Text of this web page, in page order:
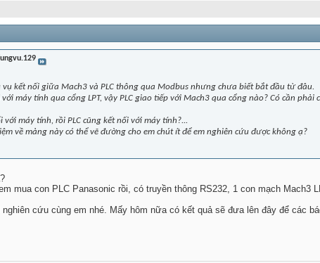
vụ kết nối giữa Mach3 và PLC thông qua Modbus nhưng chưa biết bắt đầu từ đâu.
máy tính qua cổng LPT, vậy PLC giao tiếp với Mach3 qua cổng nào? Có cần
với máy tính, rồi PLC cũng kết nối với máy tính?...
về mảng này có thể vẽ đường cho em chút ít để em nghiên cứu được không ạ?
mua con PLC Panasonic rồi, có truyền thông RS232, 1 con mạch Mach3
nghiên cứu cùng em nhé. Mấy hôm nữa có kết quả sẽ đưa lên đây để các